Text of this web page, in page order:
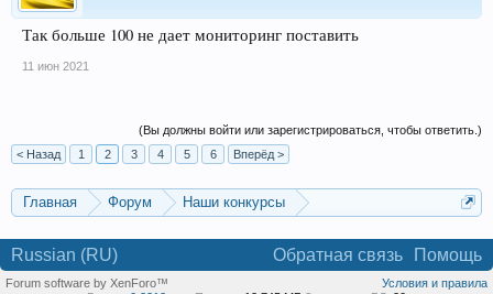
Так больше 100 не дает мониторинг поставить
11 июн 2021
(Вы должны войти или зарегистрироваться, чтобы ответить.)
< Назад
1 2 3 4 5 6 Вперёд >
Главная Форум
Наши конкурсы
Russian (RU) Обратная связь Помощь
Условия и правила
Forum software by XenForo™